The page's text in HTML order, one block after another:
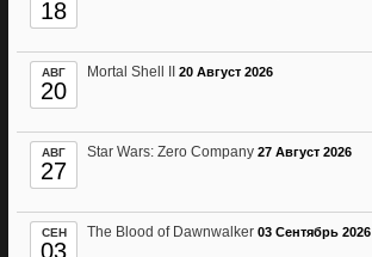
18
АВГ
20
Mortal Shell II 20 Август 2026
АВГ
27
Star Wars: Zero Company 27 Август 2026
СЕН
03
The Blood of Dawnwalker 03 Сентябрь 2026